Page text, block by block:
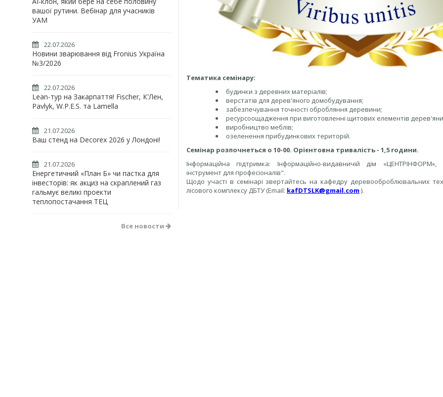
вашої рутини. Вебінар для учасників
УАМ
22.07.2026
Новини зварювання від Fronius Україна
№3/2026
22.07.2026
Lean-тур на Закарпаття! Fischer, К'Лен,
Pavlyk, W.P.E.S. та Lamella
21.07.2026
Ваш стенд на Decorex 2026 у Лондоні!
21.07.2026
Енергетичний «План Б» чи пастка для
інвесторів: як акциз на скраплений газ
гальмує великі проекти
теплопостачання ТЕЦ
Все новости
Тематика семінару:
будинки з деревних матеріалів;
верстатів для дерев'яного домобудування;
забезпечування точності обробляння деревини;
ресурсоощадження при виготовленні щитових елементів
виробництво меблів;
озеленення прибудинкових територій.
Семінар розпочнеться о 10-00. Орієнтовна тривалість - 1,5 години.
Інформаційна підтримка: Інформаційно-видавничій дім
інструмент для професіоналів".
Щодо участі в семінарі звертайтесь на кафедру деревооброблювальних
лісового комплексу ДБТУ (Email: kafDTSLK@gmail.com ).